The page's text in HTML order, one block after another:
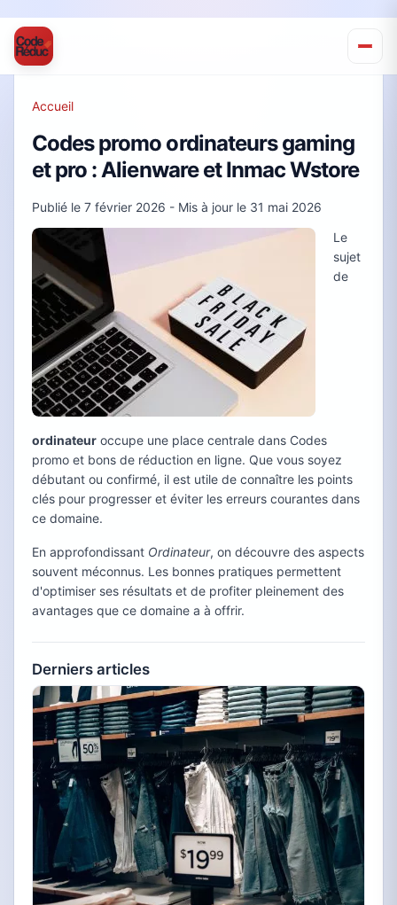
Accueil
Codes promo ordinateurs gaming
et pro : Alienware et Inmac Wstore
Publié le 7 février 2026 - Mis à jour le 31 mai 2026
Le
sujet
de
ordinateur occupe une place centrale dans Codes
promo et bons de réduction en ligne. Que vous soyez
débutant ou confirmé, il est utile de connaître les points
clés pour progresser et éviter les erreurs courantes dans
ce domaine.
En approfondissant Ordinateur, on découvre des aspects
souvent méconnus. Les bonnes pratiques permettent
d'optimiser ses résultats et de profiter pleinement des
avantages que ce domaine a à offrir.
Derniers articles